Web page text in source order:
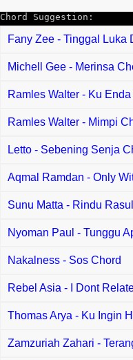
Chord Suggestion:
Fany Zee - Tinggal Luka
Michell Gee - Merinsa
Ramles Walter - Ku
Ramles Walter - Mimpi
Letto - Sebening Senja
Aqmal Ramdan - Only
Sunu Matta - Rindu
Nyoman Paul - Tunggu
Nakalness - Sos Chord
Rebel Asia - I Dont
Thomas Arya - Ku Ingin
Zamzuriah Zahari -